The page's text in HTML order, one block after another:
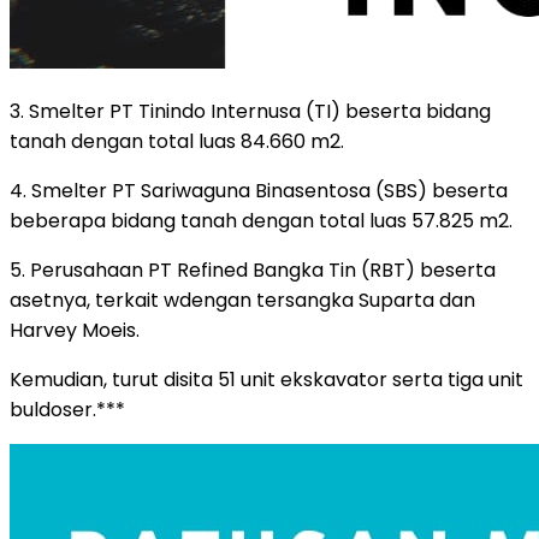
3. Smelter PT Tinindo Internusa (TI) beserta bidang
tanah dengan total luas 84.660 m2.
4. Smelter PT Sariwaguna Binasentosa (SBS) beserta
beberapa bidang tanah dengan total luas 57.825 m2.
5. Perusahaan PT Refined Bangka Tin (RBT) beserta
asetnya, terkait wdengan tersangka Suparta dan
Harvey Moeis.
Kemudian, turut disita 51 unit ekskavator serta tiga unit
buldoser.***